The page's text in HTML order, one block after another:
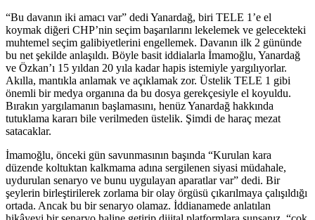
“Bu davanın iki amacı var” dedi Yanardağ, biri TELE 1’e el
koymak diğeri CHP’nin seçim başarılarını lekelemek ve gelecekteki
muhtemel seçim galibiyetlerini engellemek. Davanın ilk 2 gününde
bu net şekilde anlaşıldı. Böyle basit iddialarla İmamoğlu, Yanardağ
ve Özkan’ı 15 yıldan 20 yıla kadar hapis istemiyle yargılıyorlar.
Akılla, mantıkla anlamak ve açıklamak zor. Üstelik TELE 1 gibi
önemli bir medya organına da bu dosya gerekçesiyle el koyuldu.
Bırakın yargılamanın başlamasını, henüz Yanardağ hakkında
tutuklama kararı bile verilmeden üstelik. Şimdi de haraç mezat
satacaklar.
İmamoğlu, önceki gün savunmasının başında “Kurulan kara
düzende koltuktan kalkmama adına sergilenen siyasi müdahale,
uydurulan senaryo ve bunu uygulayan aparatlar var” dedi. Bir
şeylerin birleştirilerek zorlama bir olay örgüsü çıkarılmaya çalışıldığı
ortada. Ancak bu bir senaryo olamaz. İddianamede anlatılan